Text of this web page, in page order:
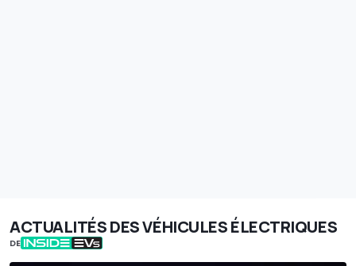
ACTUALITÉS DES VÉHICULES ÉLECTRIQUES
DE